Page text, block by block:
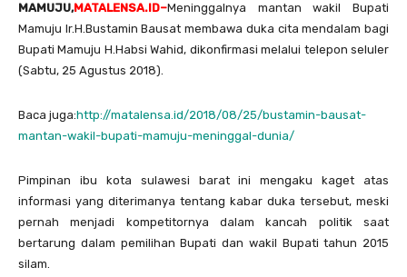
MAMUJU,MATALENSA.ID–Meninggalnya mantan wakil Bupati
Mamuju Ir.H.Bustamin Bausat membawa duka cita mendalam bagi
Bupati Mamuju H.Habsi Wahid, dikonfirmasi melalui telepon seluler
(Sabtu, 25 Agustus 2018).
Baca juga:http://matalensa.id/2018/08/25/bustamin-bausat-
mantan-wakil-bupati-mamuju-meninggal-dunia/
Pimpinan ibu kota sulawesi barat ini mengaku kaget atas
informasi yang diterimanya tentang kabar duka tersebut, meski
pernah menjadi kompetitornya dalam kancah politik saat
bertarung dalam pemilihan Bupati dan wakil Bupati tahun 2015
silam.